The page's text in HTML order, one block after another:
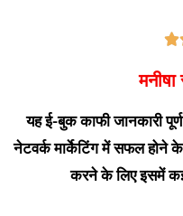

मनीषा
यह ई-बुक काफी जानकारी
नेटवर्क मार्केटिंग में सफल होने के
करने के लिए इसमें